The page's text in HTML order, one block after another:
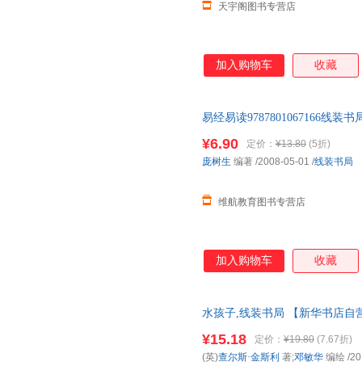
天宇阁图书专营店
加入购物车 收藏
易经易读9787801067166线装
¥6.90 定价： ¥13.80 (5折)
维航教育图书专营店
庞树生 编著 /2008-05-01 /线装书局
加入购物车 收藏
水孩子,线装书局 【新华书店自
¥15.18 定价： ¥19.80 (7.67折)
(英)查尔斯·金斯利 著;邓敏华 编绘 /